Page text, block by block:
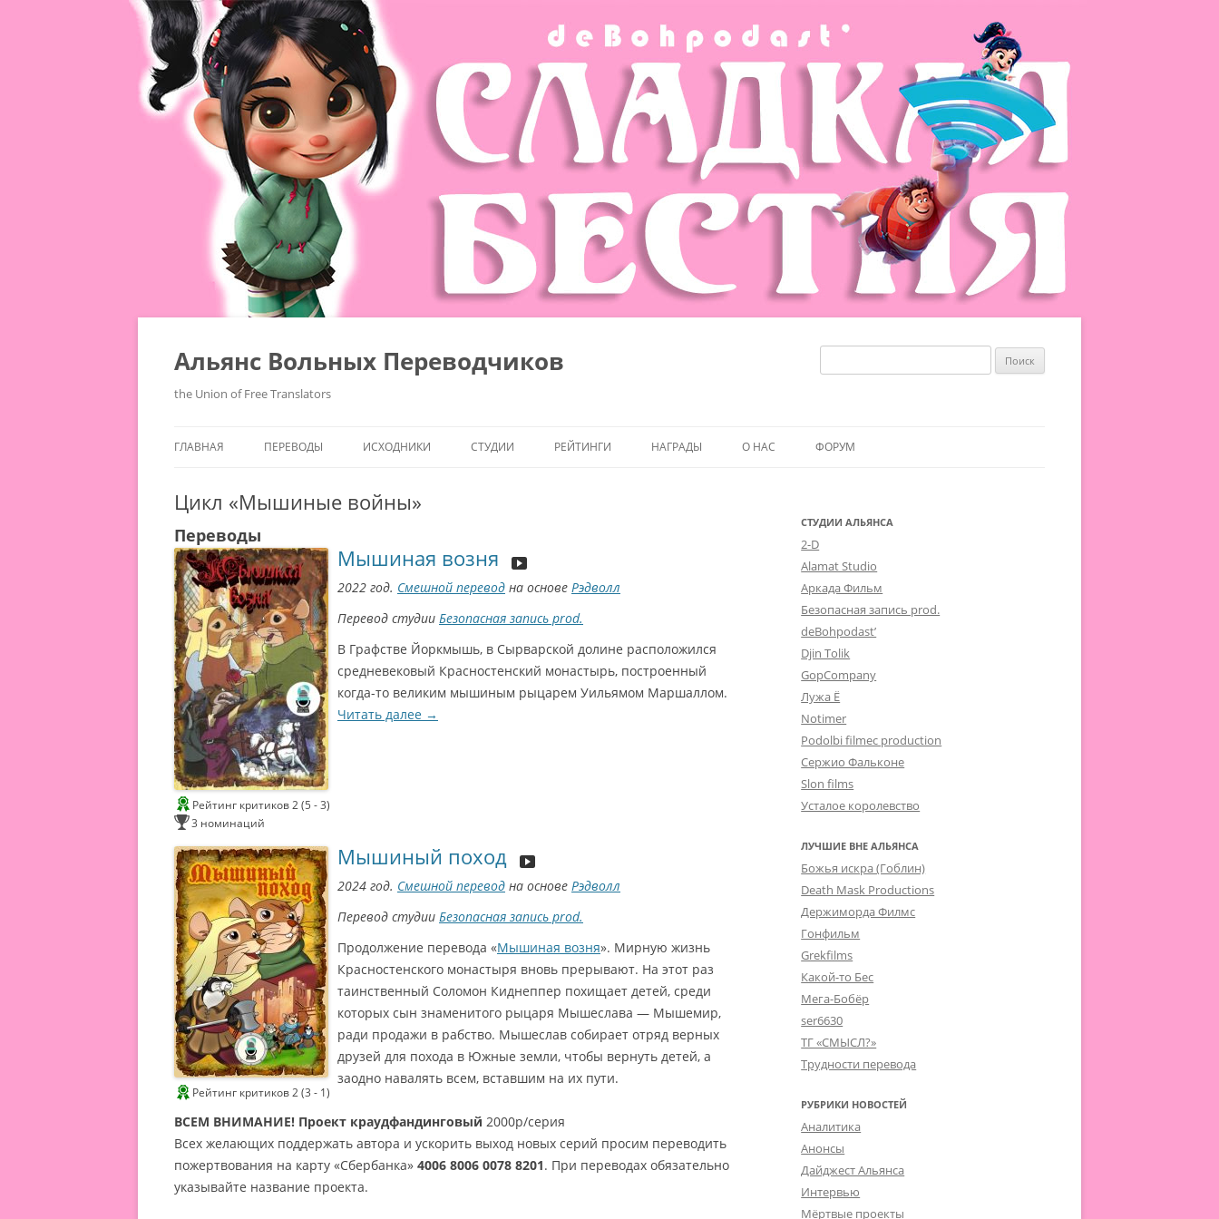
Альянс Вольных Переводчиков
the Union of Free Translators
Найти:
ГЛАВНАЯ ПЕРЕВОДЫ ИСХОДНИКИ СТУДИИ РЕЙТИНГИ НАГРАДЫ О НАС
ВСТУПЛЕНИЕ В АЛЬЯНС
ИСТОРИЯ АЛЬЯНСА
ФОРУМ
Цикл «Мышиные войны»
Переводы
Рейтинг критиков 2 (5 - 3)
3 номинаций
Мышиная возня
2022 год. Смешной перевод на основе Рэдволл
Перевод студии Безопасная запись prod.
В Графстве Йоркмышь, в Сырварской долине расположился
средневековый Красностенский монастырь, построенный
когда-то великим мышиным рыцарем Уильямом Маршаллом.
Читать далее →
Рейтинг критиков 2 (3 - 1)
Мышиный поход
2024 год. Смешной перевод на основе Рэдволл
Перевод студии Безопасная запись prod.
Продолжение перевода «Мышиная возня». Мирную жизнь
Красностенского монастыря вновь прерывают. На этот раз
таинственный Соломон Киднеппер похищает детей, среди
которых сын знаменитого рыцаря Мышеслава — Мышемир,
ради продажи в рабство. Мышеслав собирает отряд верных
друзей для похода в Южные земли, чтобы вернуть детей, а
заодно навалять всем, вставшим на их пути.
ВСЕМ ВНИМАНИЕ! Проект краудфандинговый 2000р/серия
Всех желающих поддержать автора и ускорить выход новых серий просим переводить
пожертвования на карту «Сбербанка» 4006 8006 0078 8201. При переводах обязательно
указывайте название проекта.
СТУДИИ АЛЬЯНСА
2-D
Alamat Studio
Аркада Фильм
Безопасная запись prod.
deBohpodast’
Djin Tolik
GopCompany
Лужа Ё
Notimer
Podolbi filmec production
Сержио Фальконе
Slon films
Усталое королевство
ЛУЧШИЕ ВНЕ АЛЬЯНСА
Божья искра (Гоблин)
Death Mask Productions
Держиморда Филмс
Гонфильм
Grekfilms
Какой-то Бес
Мега-Бобёр
ser6630
ТГ «СМЫСЛ?»
Трудности перевода
РУБРИКИ НОВОСТЕЙ
Аналитика
Анонсы
Дайджест Альянса
Интервью
Мёртвые проекты